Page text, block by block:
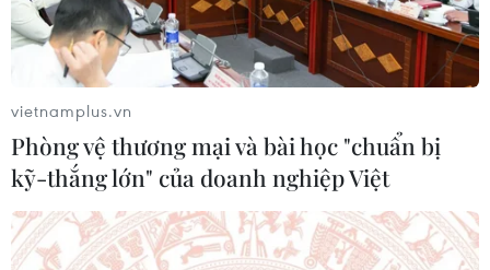
miền Tây Nam Bộ này.
vietnamplus.vn
Phòng vệ thương mại và bài học "chuẩn bị
kỹ-thắng lớn" của doanh nghiệp Việt